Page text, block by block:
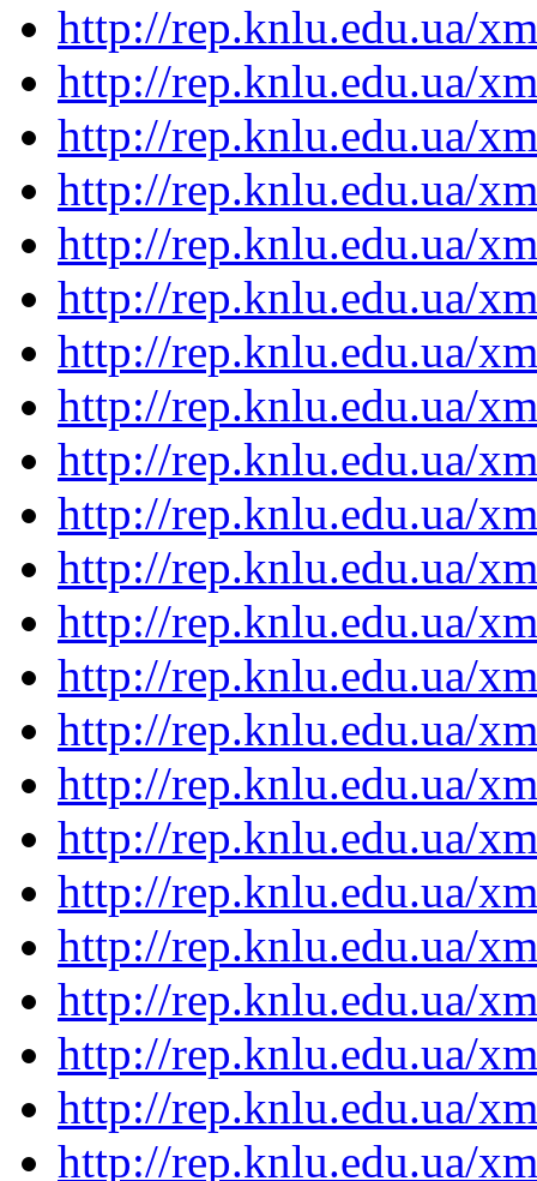
http://rep.knlu.edu.ua/
http://rep.knlu.edu.ua/
http://rep.knlu.edu.ua/
http://rep.knlu.edu.ua/
http://rep.knlu.edu.ua/
http://rep.knlu.edu.ua/
http://rep.knlu.edu.ua/
http://rep.knlu.edu.ua/
http://rep.knlu.edu.ua/
http://rep.knlu.edu.ua/
http://rep.knlu.edu.ua/
http://rep.knlu.edu.ua/
http://rep.knlu.edu.ua/
http://rep.knlu.edu.ua/
http://rep.knlu.edu.ua/
http://rep.knlu.edu.ua/
http://rep.knlu.edu.ua/
http://rep.knlu.edu.ua/
http://rep.knlu.edu.ua/
http://rep.knlu.edu.ua/
http://rep.knlu.edu.ua/
http://rep.knlu.edu.ua/